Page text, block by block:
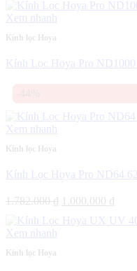
Xem nhanh
Kính lọc Hoya
Kính Lọc Hoya Pro
Xem nhanh
Kính lọc Hoya
Kính Lọc Hoya Pro ND64
1.782.000₫
Giá
là:
1.000.000 ₫
tại
Xem nhanh
Kính lọc Hoya